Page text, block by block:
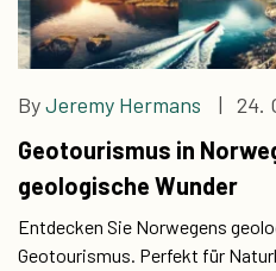
ByJeremy Hermans | 24.
Geotourismus in
geologische Wunder
Entdecken Sie Norwegens
Geotourismus. Perfekt für